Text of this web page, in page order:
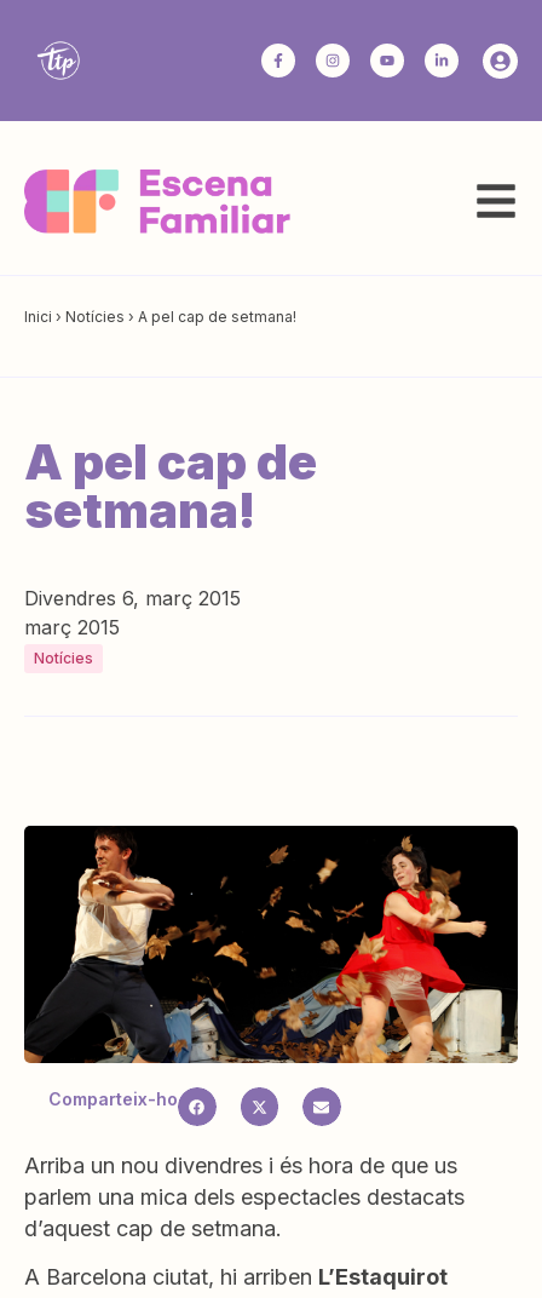
Inici › Notícies › A pel cap de setmana!
A pel cap de
setmana!
Divendres 6, març 2015
març 2015
Notícies
Comparteix-ho
Arriba un nou divendres i és hora de que us
parlem una mica dels espectacles destacats
d’aquest cap de setmana.
A Barcelona ciutat, hi arriben L’Estaquirot